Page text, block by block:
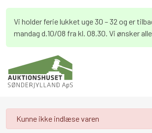
Vi holder ferie lukket uge 30 – 32 og er
mandag d.10/08 fra kl. 08.30. Vi ønsker
danger
Kunne ikke indlæse varen